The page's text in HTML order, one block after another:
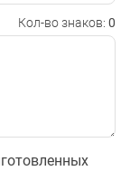
Кол-во знаков: 0